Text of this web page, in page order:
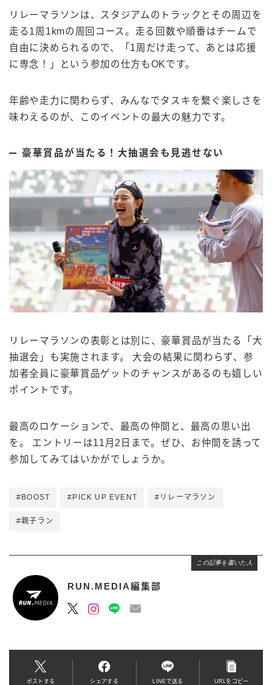
リレーマラソンは、スタジアムのトラックとその周辺を
走る1周1kmの周回コース。走る回数や順番はチームで
自由に決められるので、「1周だけ走って、あとは応援
に専念！」という参加の仕方もOKです。
年齢や走力に関わらず、みんなでタスキを繋ぐ楽しさを
味わえるのが、このイベントの最大の魅力です。
豪華賞品が当たる！大抽選会も見逃せない
リレーマラソンの表彰とは別に、豪華賞品が当たる「大
抽選会」も実施されます。 大会の結果に関わらず、参
加者全員に豪華賞品ゲットのチャンスがあるのも嬉しい
ポイントです。
最高のロケーションで、最高の仲間と、最高の思い出
を。 エントリーは11月2日まで。ぜひ、お仲間を誘って
参加してみてはいかがでしょうか。
#BOOST #PICK UP EVENT #リレーマラソン
#親子ラン
この記事を書いた人
RUN.MEDIA編集部
ポストする シェアする LINEで送る URLをコピー